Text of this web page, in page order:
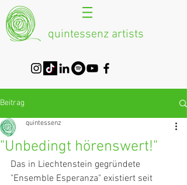
quintessenz artists
Beitrag
"Unbedingt hörenswert!"
quintessenz
Das in Liechtenstein gegründete
"Ensemble Esperanza" existiert seit